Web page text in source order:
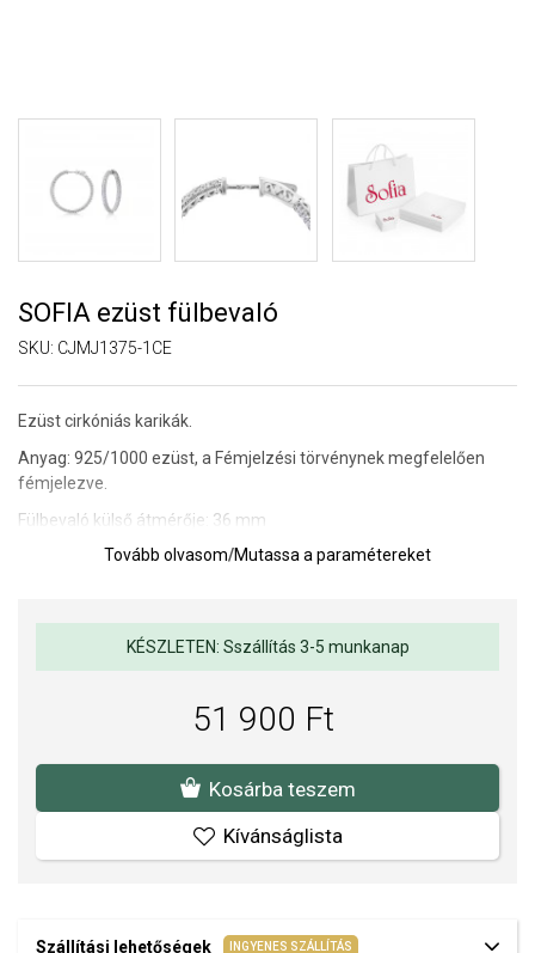
SOFIA ezüst fülbevaló
SKU: CJMJ1375-1CE
Ezüst cirkóniás karikák.
Anyag: 925/1000 ezüst, a Fémjelzési törvénynek megfelelően
fémjelezve.
Fülbevaló külső átmérője: 36 mm
Felületkezelésünk, drágaköveink és gyöngyeink beépítése
Tovább olvasom/Mutassa a paramétereket
KÉSZLETEN: Sszállítás 3-5 munkanap
51 900 Ft
Kosárba teszem
Kívánságlista
Szállítási lehetőségek INGYENES SZÁLLÍTÁS